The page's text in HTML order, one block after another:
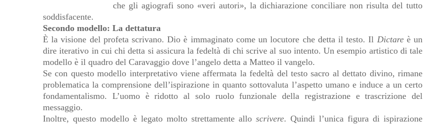
che gli agiografi sono «veri autori», la dichiarazione conciliare non risulta del tutto
soddisfacente.
Secondo modello: La dettatura
È la visione del profeta scrivano. Dio è immaginato come un locutore che detta il testo. Il Dictareè un
dire iterativo in cui chi detta si assicura la fedeltà di chi scrive al suo intento. Un esempio artistico di tale
modello è il quadro del Caravaggio dove l’angelo detta a Matteo il vangelo.
Se con questo modello interpretativo viene affermata la fedeltà del testo sacro al dettato divino, rimane
problematica la comprensione dell’ispirazione in quanto sottovaluta l’aspetto umano e induce a un certo
fondamentalismo. L’uomo è ridotto al solo ruolo funzionale della registrazione e trascrizione del
messaggio.
Inoltre, questo modello è legato molto strettamente allo scrivere. Quindi l’unica figura di ispirazione